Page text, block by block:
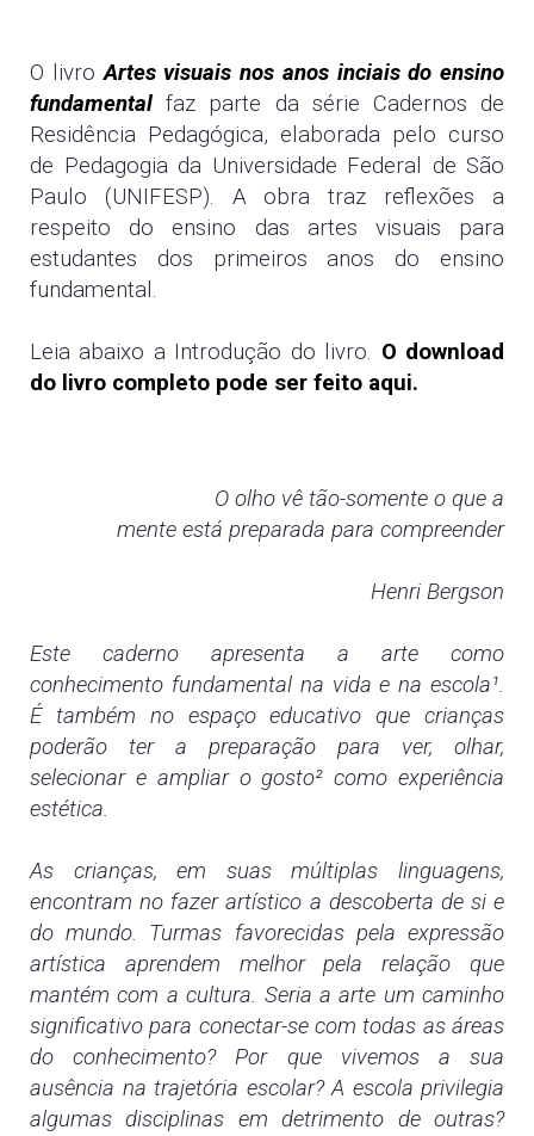
O livroArtes visuais nos anos inciais do ensino
fundamental faz parte da série Cadernos de
Residência Pedagógica, elaborada pelo curso
de Pedagogia da Universidade Federal de São
Paulo (UNIFESP). A obra traz reflexões a
respeito do ensino das artes visuais para
estudantes dos primeiros anos do ensino
fundamental.
Leia abaixo a Introdução do livro. O download
do livro completo pode ser feito aqui.
O olho vê tão-somente o que a
mente está preparada para compreender
Henri Bergson
Este caderno apresenta a arte como
conhecimento fundamental na vida e na escola¹.
É também no espaço educativo que crianças
poderão ter a preparação para ver, olhar,
selecionar e ampliar o gosto² como experiência
estética.
As crianças, em suas múltiplas linguagens,
encontram no fazer artístico a descoberta de si e
do mundo. Turmas favorecidas pela expressão
artística aprendem melhor pela relação que
mantém com a cultura. Seria a arte um caminho
significativo para conectar-se com todas as áreas
do conhecimento? Por que vivemos a sua
ausência na trajetória escolar? A escola privilegia
algumas disciplinas em detrimento de outras?